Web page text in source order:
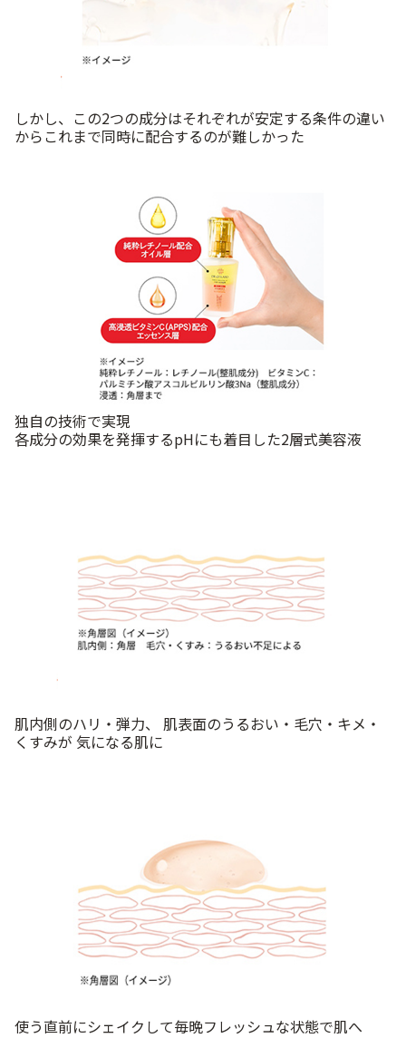
しかし、この2つの成分はそれぞれが安定する条件の違い
からこれまで同時に配合するのが難しかった
独自の技術で実現
各成分の効果を発揮するpHにも着目した2層式美容液
肌内側のハリ・弾力、 肌表面のうるおい・毛穴・キメ・
くすみが 気になる肌に
使う直前にシェイクして毎晩フレッシュな状態で肌へ